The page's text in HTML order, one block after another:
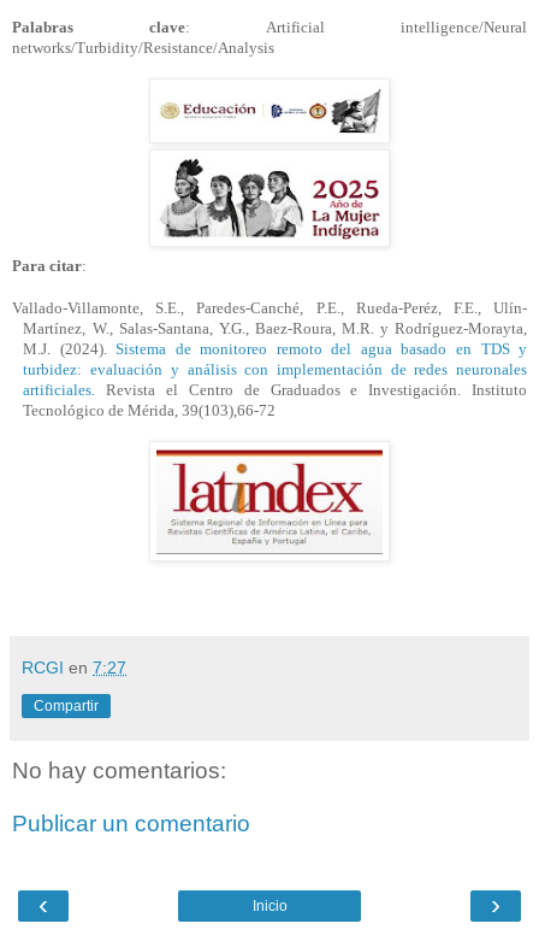
Palabras clave: Artificial intelligence/Neural
networks/Turbidity/Resistance/Analysis
Para citar:
Vallado-Villamonte, S.E., Paredes-Canché, P.E., Rueda-Peréz, F.E., Ulín-
Martínez, W., Salas-Santana, Y.G., Baez-Roura, M.R. y Rodríguez-Morayta,
M.J. (2024).Sistema de monitoreo remoto del agua basado en TDS y
turbidez: evaluación y análisis con implementación de redes neuronales
artificiales.
Revista el Centro de Graduados e Investigación. Instituto
Tecnológico de Mérida, 39(103),66-72
RCGI en 7:27
Compartir
No hay comentarios:
Publicar un comentario
‹ ›
Inicio